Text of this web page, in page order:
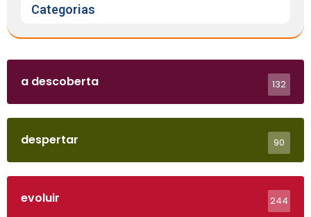
Categorias
a descoberta 132
despertar 90
evoluir 244